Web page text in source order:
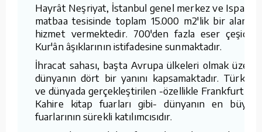
Hayrât Neşriyat, İstanbul genel merkez ve Isparta
matbaa tesisinde toplam 15.000 m2'lik bir alanda
hizmet vermektedir. 700'den fazla eser çeşidini
Kur'ân âşıklarının istifadesine sunmaktadır.
İhracat sahası, başta Avrupa ülkeleri olmak üzere
dünyanın dört bir yanını kapsamaktadır. Türkiye
ve dünyada gerçekleştirilen -özellikle Frankfurt ve
Kahire kitap fuarları gibi- dünyanın en büyük
fuarlarının sürekli katılımcısıdır.